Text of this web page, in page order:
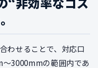
わせることで、対応口
3000mmの範囲内であ